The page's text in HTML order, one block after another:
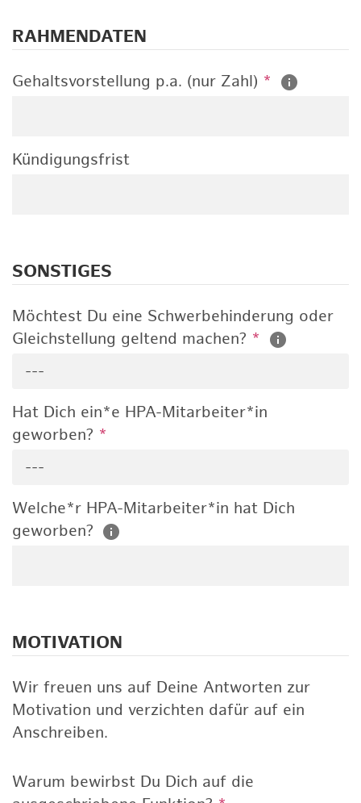
RAHMENDATEN
Gehaltsvorstellung p.a. (nur Zahl) *
Kündigungsfrist
SONSTIGES
Möchtest Du eine Schwerbehinderung oder
Gleichstellung geltend machen? *
---
Hat Dich ein*e HPA-Mitarbeiter*in
geworben? *
---
Welche*r HPA-Mitarbeiter*in hat Dich
geworben?
MOTIVATION
Wir freuen uns auf Deine Antworten zur
Motivation und verzichten dafür auf ein
Anschreiben.
Warum bewirbst Du Dich auf die